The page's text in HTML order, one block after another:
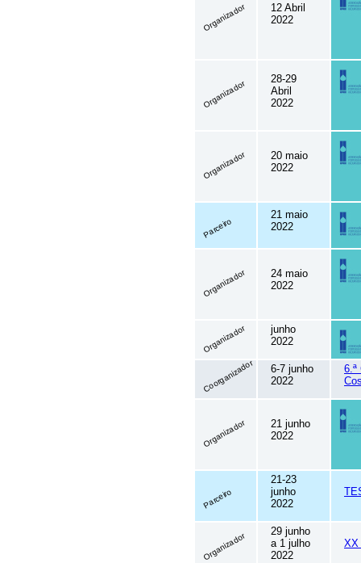
Organizador
12 Abril
2022
Organizador
28-29
Abril
2022
Organizador
20 maio
2022
Parceiro
21 maio
2022
Organizador
24 maio
2022
Organizador
junho
2022
Coorganizador
6-7 junho
2022
6.ª
Organizador
21 junho
2022
Parceiro
21-23
junho
2022
Organizador
29 junho
a 1 julho
2022
XX